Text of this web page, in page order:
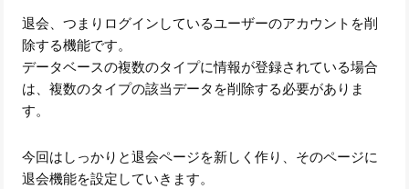
退会、つまりログインしているユーザーのアカウントを削
除する機能です。
データベースの複数のタイプに情報が登録されている場合
は、複数のタイプの該当データを削除する必要がありま
す。
今回はしっかりと退会ページを新しく作り、そのページに
退会機能を設定していきます。